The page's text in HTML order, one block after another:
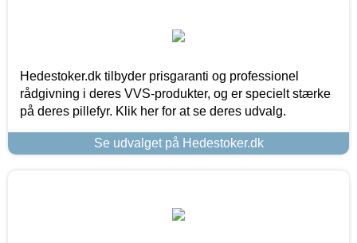
Hedestoker.dk tilbyder prisgaranti og professionel
rådgivning i deres VVS-produkter, og er specielt stærke
på deres pillefyr. Klik her for at se deres udvalg.
Se udvalget på Hedestoker.dk